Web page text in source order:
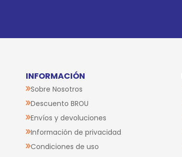
INFORMACIÓN
Sobre Nosotros
Descuento BROU
Envíos y devoluciones
Información de privacidad
Condiciones de uso